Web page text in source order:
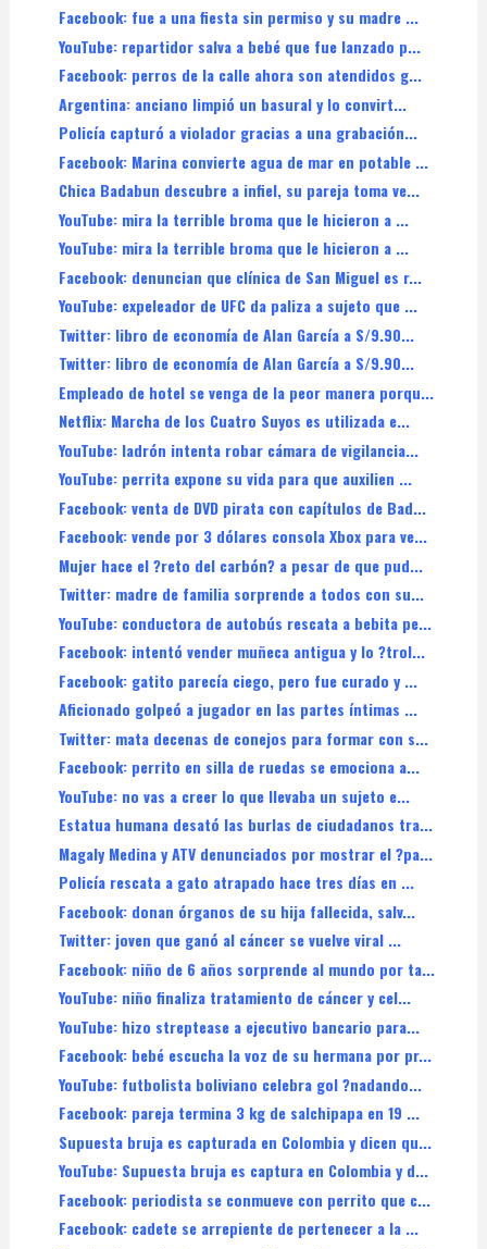
Facebook: fue a una fiesta sin permiso y su madre ...
YouTube: repartidor salva a bebé que fue lanzado p...
Facebook: perros de la calle ahora son atendidos g...
Argentina: anciano limpió un basural y lo convirt...
Policía capturó a violador gracias a una grabación...
Facebook: Marina convierte agua de mar en potable ...
Chica Badabun descubre a infiel, su pareja toma ve...
YouTube: mira la terrible broma que le hicieron a ...
YouTube: mira la terrible broma que le hicieron a ...
Facebook: denuncian que clínica de San Miguel es r...
YouTube: expeleador de UFC da paliza a sujeto que ...
Twitter: libro de economía de Alan García a S/9.90...
Twitter: libro de economía de Alan García a S/9.90...
Empleado de hotel se venga de la peor manera porqu...
Netflix: Marcha de los Cuatro Suyos es utilizada e...
YouTube: ladrón intenta robar cámara de vigilancia...
YouTube: perrita expone su vida para que auxilien ...
Facebook: venta de DVD pirata con capítulos de Bad...
Facebook: vende por 3 dólares consola Xbox para ve...
Mujer hace el ?reto del carbón? a pesar de que pud...
Twitter: madre de familia sorprende a todos con su...
YouTube: conductora de autobús rescata a bebita pe...
Facebook: intentó vender muñeca antigua y lo ?trol...
Facebook: gatito parecía ciego, pero fue curado y ...
Aficionado golpeó a jugador en las partes íntimas ...
Twitter: mata decenas de conejos para formar con s...
Facebook: perrito en silla de ruedas se emociona a...
YouTube: no vas a creer lo que llevaba un sujeto e...
Estatua humana desató las burlas de ciudadanos tra...
Magaly Medina y ATV denunciados por mostrar el ?pa...
Policía rescata a gato atrapado hace tres días en ...
Facebook: donan órganos de su hija fallecida, salv...
Twitter: joven que ganó al cáncer se vuelve viral ...
Facebook: niño de 6 años sorprende al mundo por ta...
YouTube: niño finaliza tratamiento de cáncer y cel...
YouTube: hizo streptease a ejecutivo bancario para...
Facebook: bebé escucha la voz de su hermana por pr...
YouTube: futbolista boliviano celebra gol ?nadando...
Facebook: pareja termina 3 kg de salchipapa en 19 ...
Supuesta bruja es capturada en Colombia y dicen qu...
YouTube: Supuesta bruja es captura en Colombia y d...
Facebook: periodista se conmueve con perrito que c...
Facebook: cadete se arrepiente de pertenecer a la ...